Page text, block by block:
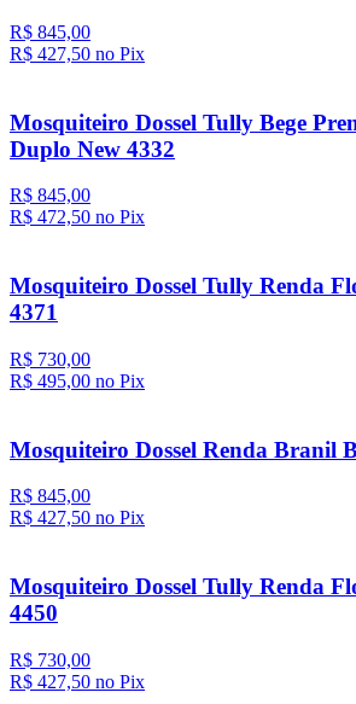
R$ 845,00
R$ 427,50 no Pix
Mosquiteiro Dossel Tully Bege
Duplo New 4332
R$ 845,00
R$ 472,50 no Pix
Mosquiteiro Dossel Tully Renda
4371
R$ 730,00
R$ 495,00 no Pix
Mosquiteiro Dossel Renda Branil
R$ 845,00
R$ 427,50 no Pix
Mosquiteiro Dossel Tully Renda
4450
R$ 730,00
R$ 427,50 no Pix